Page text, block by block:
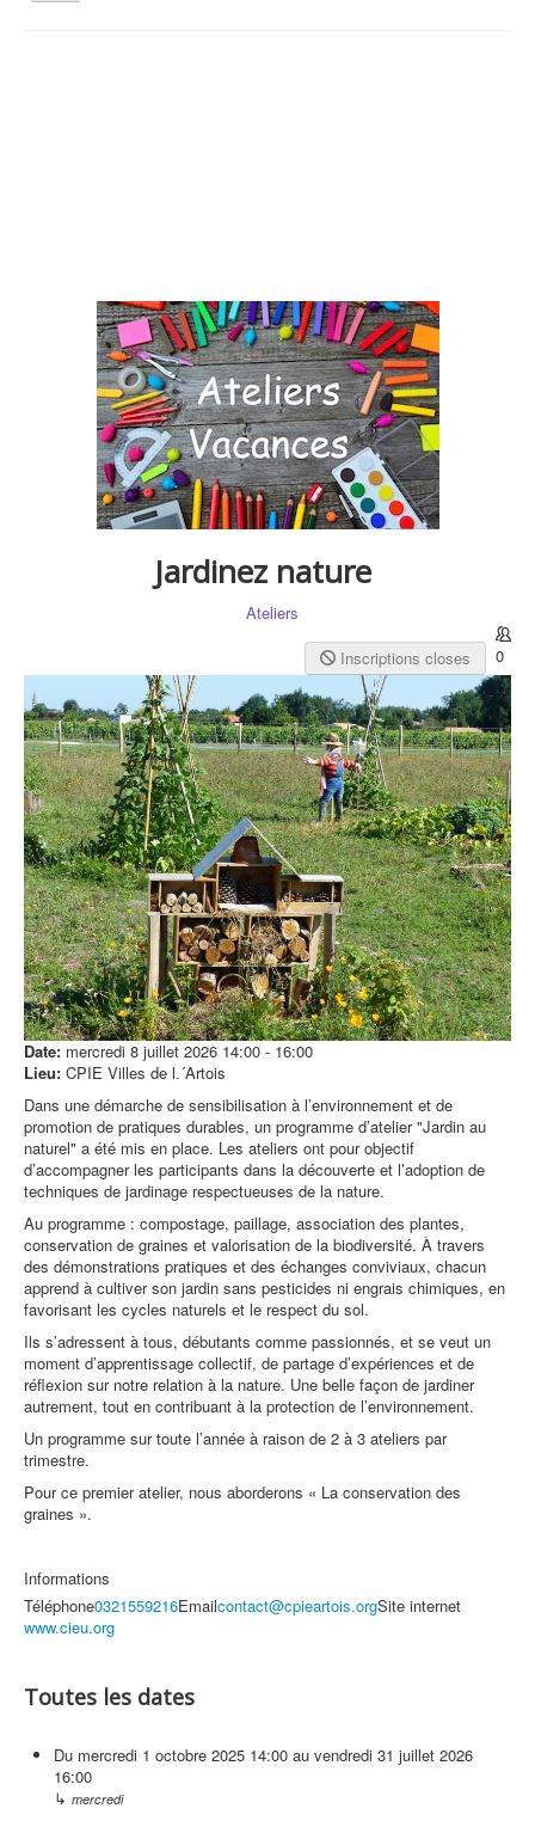
la
Guide Nature Patrimoine Volontaire (GNPV)
Centre de Ressources du Territoire (CRT)
Contact
Bienvenue dans Mon Jardin au Naturel (BMJN)
Jardinez nature
Ateliers
Inscriptions closes
0
Date: mercredi 8 juillet 2026 14:00 - 16:00
Lieu: CPIE Villes de l.´Artois
Dans une démarche de sensibilisation à l’environnement et de
promotion de pratiques durables, un programme d’atelier "Jardin au
naturel" a été mis en place. Les ateliers ont pour objectif
d’accompagner les participants dans la découverte et l’adoption de
techniques de jardinage respectueuses de la nature.
Au programme : compostage, paillage, association des plantes,
conservation de graines et valorisation de la biodiversité. À travers
des démonstrations pratiques et des échanges conviviaux, chacun
apprend à cultiver son jardin sans pesticides ni engrais chimiques, en
favorisant les cycles naturels et le respect du sol.
Ils s’adressent à tous, débutants comme passionnés, et se veut un
moment d’apprentissage collectif, de partage d’expériences et de
réflexion sur notre relation à la nature. Une belle façon de jardiner
autrement, tout en contribuant à la protection de l’environnement.
Un programme sur toute l’année à raison de 2 à 3 ateliers par
trimestre.
Pour ce premier atelier, nous aborderons « La conservation des
graines ».
Informations
Téléphone0321559216Emailcontact@cpieartois.orgSite internet
www.cieu.org
Toutes les dates
Du mercredi 1 octobre 2025 14:00 au vendredi 31 juillet 2026
16:00
↳ mercredi